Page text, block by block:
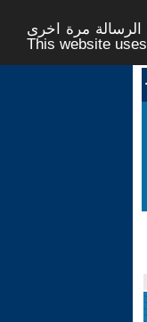
مرة اخرى -
This website